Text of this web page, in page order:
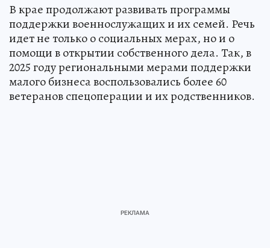
В крае продолжают развивать программы
поддержки военнослужащих и их семей. Речь
идет не только о социальных мерах, но и о
помощи в открытии собственного дела. Так, в
2025 году региональными мерами поддержки
малого бизнеса воспользовались более 60
ветеранов спецоперации и их родственников.